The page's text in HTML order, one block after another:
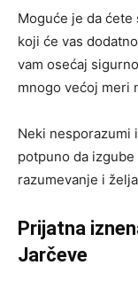
Moguće je da
koji će vas
vam osećaj
mnogo većoj meri
Neki nesporazumi
potpuno da
razumevanje i
Prijatna
Jarčeve